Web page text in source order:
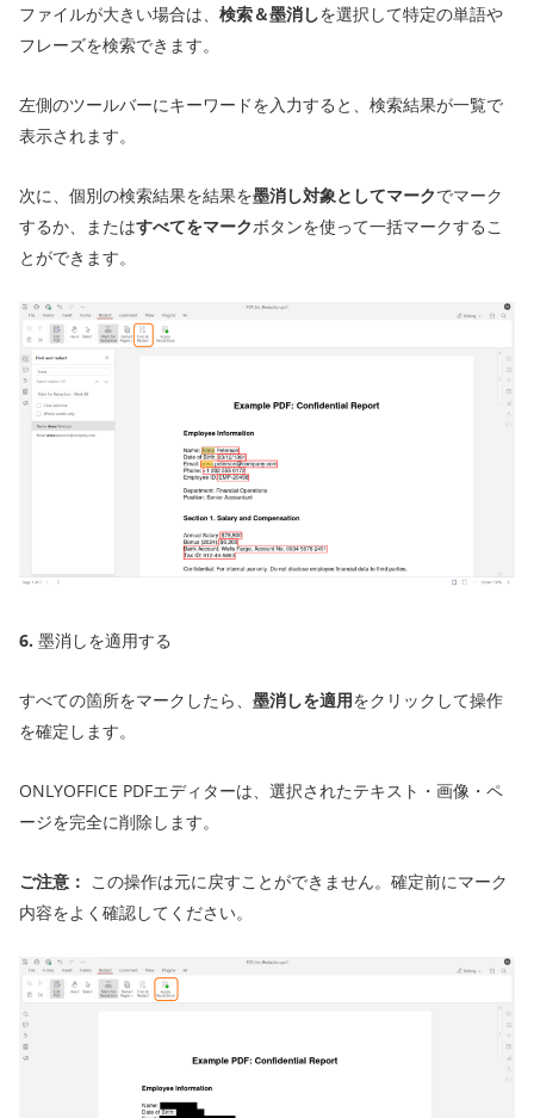
ファイルが大きい場合は、 検索＆墨消しを選択して特定の単語や
フレーズを検索できます。
左側のツールバーにキーワードを入力すると、検索結果が一覧で
表示されます。
次に、個別の検索結果を結果を墨消し対象としてマークでマーク
するか、またはすべてをマークボタンを使って一括マークするこ
とができます。
6. 墨消しを適用する
すべての箇所をマークしたら、 墨消しを適用をクリックして操作
を確定します。
ONLYOFFICE PDFエディターは、選択されたテキスト・画像・ペ
ージを完全に削除します。
ご注意： この操作は元に戻すことができません。確定前にマーク
内容をよく確認してください。